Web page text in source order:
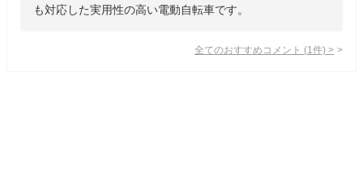
も対応した実用性の高い電動自転車です。
全てのおすすめコメント (1 件) >